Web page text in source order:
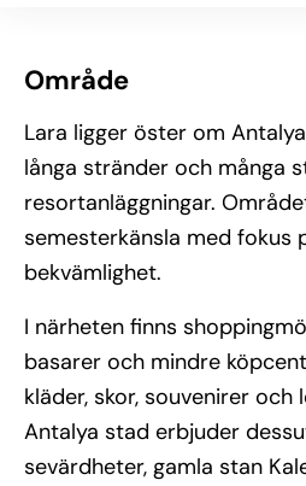
Område
Lara ligger öster om
långa stränder och många
resortanläggningar.
semesterkänsla med fokus
bekvämlighet.
I närheten finns
basarer och mindre
kläder, skor, souvenirer och
Antalya stad erbjuder
sevärdheter, gamla stan